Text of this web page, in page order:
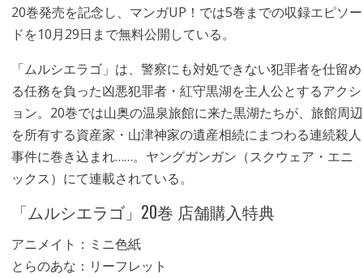
20巻発売を記念し、マンガUP！では5巻までの収録エピソー
ドを10月29日まで無料公開している。
「ムルシエラゴ」は、警察にも対処できない犯罪者を仕留め
る任務を負った凶悪犯罪者・紅守黒湖を主人公とするアクシ
ョン。20巻では山奥の温泉旅館に来た黒湖たちが、旅館周辺
を所有する資産家・山津神家の遺産相続にまつわる連続殺人
事件に巻き込まれ……。ヤングガンガン（スクウェア・エニ
ックス）にて連載されている。
「ムルシエラゴ」20巻 店舗購入特典
アニメイト：ミニ色紙
とらのあな：リーフレット